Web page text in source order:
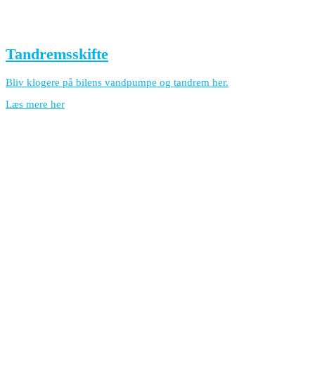
Tandremsskifte
Bliv klogere på bilens vandpumpe og tandrem her.
Læs mere her